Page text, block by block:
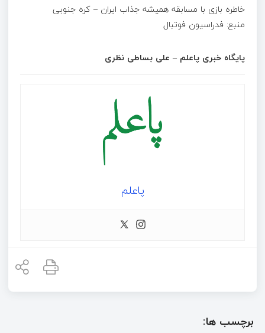
خاطره بازی با مسابقه همیشه جذاب ایران – کره جنوبی
منبع: فدراسیون فوتبال
پایگاه خبری پاعلم – علی بساطی نظری
پاعلم
برچسب ها: